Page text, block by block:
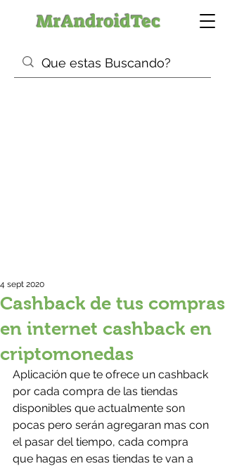
MrAndroidTec
Cashback de tus compras
en internet cashback en
criptomonedas
4 sept 2020
Aplicación que te ofrece un cashback
por cada compra de las tiendas
disponibles que actualmente son
pocas pero serán agregaran mas con
el pasar del tiempo, cada compra
que hagas en esas tiendas te van a